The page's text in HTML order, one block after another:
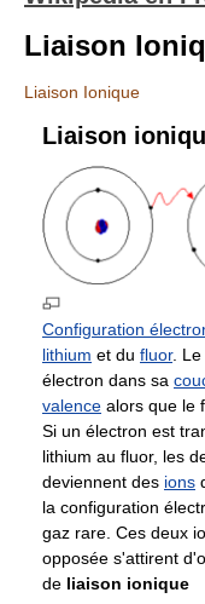
Liaison
Liaison Ionique
Liaison
Configuration
lithium et du fluor. Le
électron dans sa
valence alors que le
Si un électron est
lithium au fluor, les
deviennent des ions
la configuration
gaz rare. Ces deux
opposée s'attirent
de liaison ionique